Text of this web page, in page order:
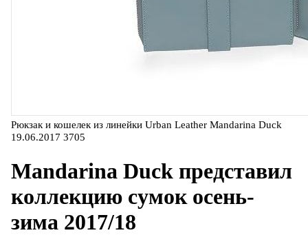
Рюкзак и кошелек из линейки Urban Leather Mandarina Duck
19.06.2017 3705
Mandarina Duck представил
коллекцию сумок осень-
зима 2017/18